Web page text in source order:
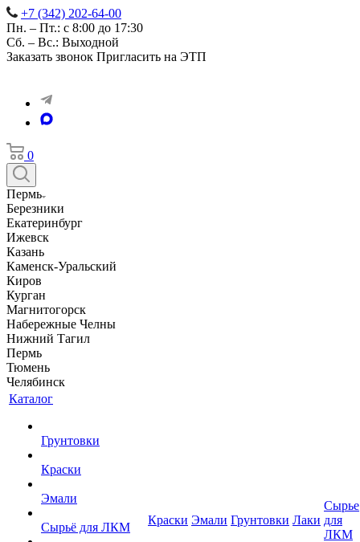
+7 (342) 202-64-00
Пн. – Пт.: с 8:00 до 17:30
Сб. – Вс.: Выходной
Заказать звонок Пригласить на ЭТП
0
Пермь
Березники
Екатеринбург
Ижевск
Казань
Каменск-Уральский
Киров
Курган
Магнитогорск
Набережные Челны
Нижний Тагил
Пермь
Тюмень
Челябинск
Каталог
Грунтовки
Краски
Эмали
Сырьё для ЛКМ
Краски Эмали Грунтовки Лаки
Сырье
для
ЛКМ